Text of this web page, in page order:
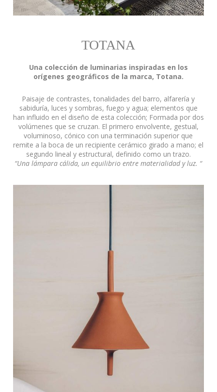
TOTANA
Una colección de luminarias inspiradas en los
orígenes geográficos de la marca, Totana.
Paisaje de contrastes, tonalidades del barro, alfarería y
sabiduría, luces y sombras, fuego y agua; elementos que
han influido en el diseño de esta colección; Formada por dos
volúmenes que se cruzan. El primero envolvente, gestual,
voluminoso, cónico con una terminación superior que
remite a la boca de un recipiente cerámico girado a mano; el
segundo lineal y estructural, definido como un trazo.
“Una lámpara cálida, un equilibrio entre materialidad y luz. “